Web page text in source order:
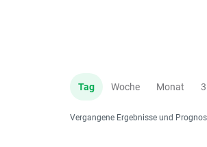
Tag Woche Monat
Vergangene Ergebnisse und